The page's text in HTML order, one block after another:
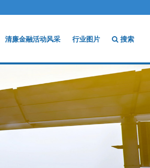
清廉金融活动风采 行业图片 搜索